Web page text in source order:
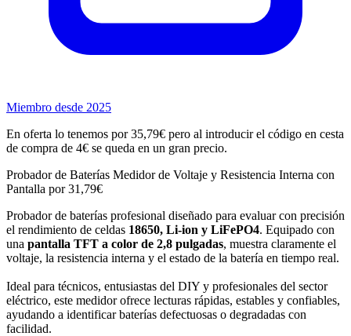
Miembro desde 2025
En oferta lo tenemos por 35,79€ pero al introducir el código en cesta
de compra de 4€ se queda en un gran precio.
Probador de Baterías Medidor de Voltaje y Resistencia Interna con
Pantalla por 31,79€
Probador de baterías profesional diseñado para evaluar con precisión
el rendimiento de celdas 18650, Li-ion y LiFePO4. Equipado con
una pantalla TFT a color de 2,8 pulgadas, muestra claramente el
voltaje, la resistencia interna y el estado de la batería en tiempo real.
Ideal para técnicos, entusiastas del DIY y profesionales del sector
eléctrico, este medidor ofrece lecturas rápidas, estables y confiables,
ayudando a identificar baterías defectuosas o degradadas con
facilidad.